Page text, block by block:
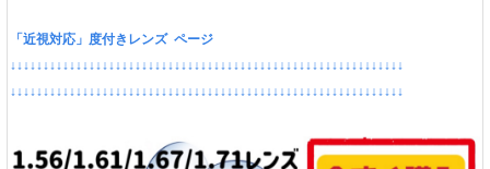
「近視対応」度付きレンズ ページ
↓↓↓↓↓↓↓↓↓↓↓↓↓↓↓↓↓↓↓↓↓↓↓↓↓↓↓↓↓↓↓↓↓↓↓↓↓↓↓↓↓↓↓↓↓↓↓↓↓↓↓↓↓↓↓↓↓↓↓↓
↓↓↓↓↓↓↓↓↓↓↓↓↓↓↓↓↓↓↓↓↓↓↓↓↓↓↓↓↓↓↓↓↓↓↓↓↓↓↓↓↓↓↓↓↓↓↓↓↓↓↓↓↓↓↓↓↓↓↓↓